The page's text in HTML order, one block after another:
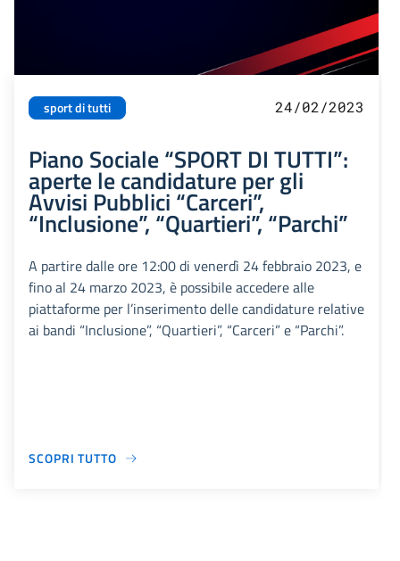
sport di tutti 24/02/2023
Piano Sociale “SPORT DI TUTTI”:
aperte le candidature per gli
Avvisi Pubblici “Carceri”,
“Inclusione”, “Quartieri”, “Parchi”
A partire dalle ore 12:00 di venerdì 24 febbraio 2023, e
fino al 24 marzo 2023, è possibile accedere alle
piattaforme per l’inserimento delle candidature relative
ai bandi “Inclusione”, “Quartieri”, “Carceri” e “Parchi”.
SCOPRI TUTTO